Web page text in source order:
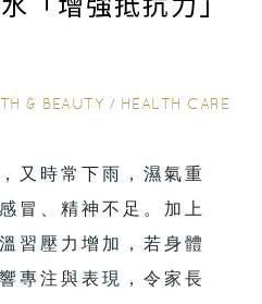
「增強抵抗力」
& BEAUTY / HEALTH CARE
又時常下雨，濕氣重
冒、精神不足。加上
習壓力增加，若身體
專注與表現，令家長